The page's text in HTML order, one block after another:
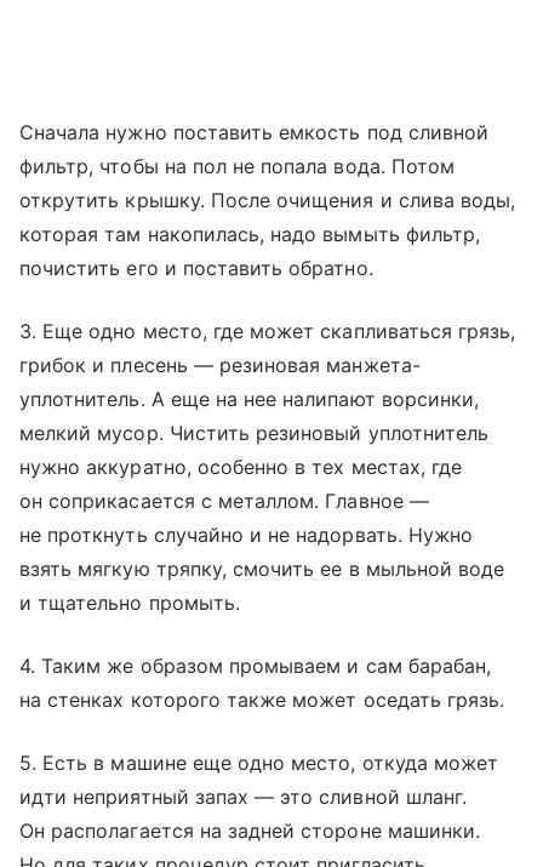
Сначала нужно поставить емкость под сливной
фильтр, чтобы на пол не попала вода. Потом
открутить крышку. После очищения и слива воды,
которая там накопилась, надо вымыть фильтр,
почистить его и поставить обратно.
3. Еще одно место, где может скапливаться грязь,
грибок и плесень — резиновая манжета-
уплотнитель. А еще на нее налипают ворсинки,
мелкий мусор. Чистить резиновый уплотнитель
нужно аккуратно, особенно в тех местах, где
он соприкасается с металлом. Главное —
не проткнуть случайно и не надорвать. Нужно
взять мягкую тряпку, смочить ее в мыльной воде
и тщательно промыть.
4. Таким же образом промываем и сам барабан,
на стенках которого также может оседать грязь.
5. Есть в машине еще одно место, откуда может
идти неприятный запах — это сливной шланг.
Он располагается на задней стороне машинки.